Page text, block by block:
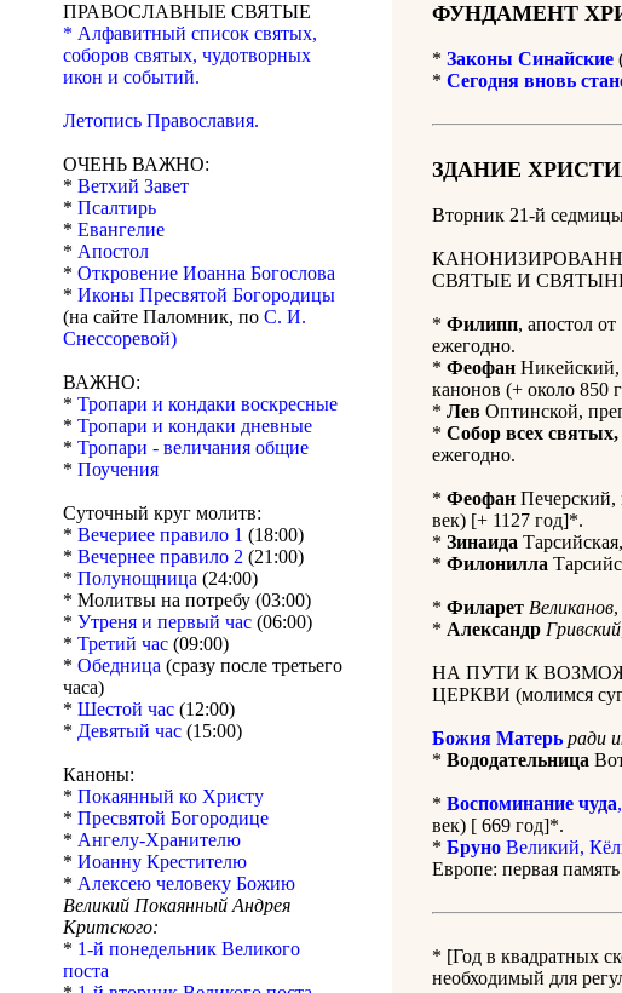
ПРАВОСЛАВНЫЕ СВЯТЫЕ
* Алфавитный список святых,
соборов святых, чудотворных
икон и событий.
Летопись Православия.
ОЧЕНЬ ВАЖНО:
* Ветхий Завет
* Псалтирь
* Евангелие
* Апостол
* Откровение Иоанна Богослова
* Иконы Пресвятой Богородицы
(на сайте Паломник, по С. И.
Снессоревой)
ВАЖНО:
* Тропари и кондаки воскресные
* Тропари и кондаки дневные
* Тропари - величания общие
* Поучения
Суточный круг молитв:
* Вечериее правило 1 (18:00)
* Вечернее правило 2 (21:00)
* Полунощница (24:00)
* Молитвы на потребу (03:00)
* Утреня и первый час (06:00)
* Третий час (09:00)
* Обедница (сразу после третьего
часа)
* Шестой час (12:00)
* Девятый час (15:00)
Каноны:
* Покаянный ко Христу
* Пресвятой Богородице
* Ангелу-Хранителю
* Иоанну Крестителю
* Алексею человеку Божию
Великий Покаянный Андрея
Критского:
* 1-й понедельник Великого
поста
ФУНДАМЕНТ
* Законы Синайские
* Сегодня вновь
ЗДАНИЕ
Вторник 21-й
СВЯТЫЕ И
* Филипп, апостол
ежегодно.
* Феофан Никейский,
канонов (+ около 850
* Лев Оптинской,
* Собор всех
ежегодно.
* Феофан
век) [+ 1127 год]*.
* Зинаида
* Филонилла
* Филарет Великанов
* Александр Гривский
НА ПУТИ К
ЦЕРКВИ (молимся
Божия Матерь ради
* Вододательница
* Воспоминание чуда
век) [ 669 год]*.
* Бруно Великий,
Европе: первая память
* [Год в квадратных
необходимый для